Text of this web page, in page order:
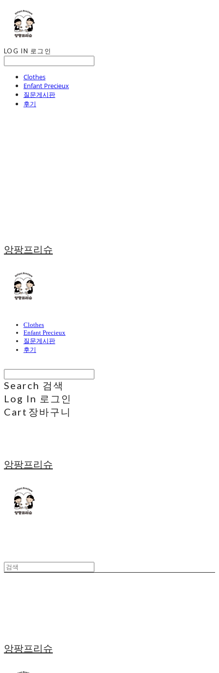
LOG IN 로그인
Clothes
Enfant Precieux
질문게시판
후기
앙팡프리슈
Clothes
Enfant Precieux
질문게시판
후기
Search 검색
Log In 로그인
Cart 장바구니
앙팡프리슈
앙팡프리슈